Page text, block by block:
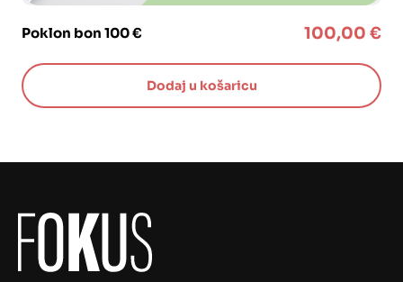
Poklon bon 100 € 100,00 €
Dodaj u košaricu